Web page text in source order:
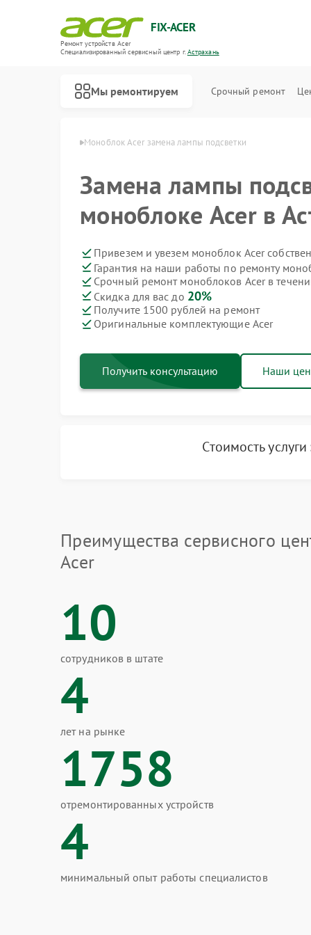
FIX-ACER
Ремонт устройств Acer
Специализированный cервисный центр г.Астрахань
Мы ремонтируем Срочный ремонт
Acer в Астрахани Моноблок Acer замена лампы подсветки
Замена лампы
моноблоке Acer в
Привезем и увезем моноблок Acer
Гарантия на наши работы по ремонту
Срочный ремонт моноблоков Acer в
Скидка для вас до 20%
Получите 1500 рублей на ремонт
Оригинальные комплектующие Acer
Получить консультацию Наши
Стоимость услуги
Преимущества сервисного
Acer
10
сотрудников в штате
4
лет на рынке
1758
отремонтированных устройств
4
минимальный опыт работы специалистов